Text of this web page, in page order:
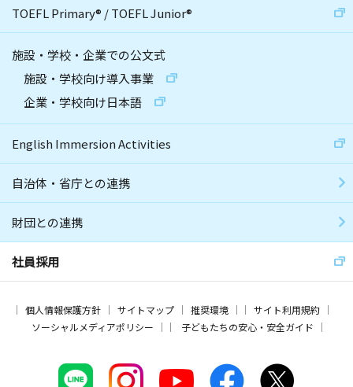
TOEFL Primary® /TOEFL Junior®
施設・学校・企業での公文式
施設・学校向け導入事業
企業・学校向け日本語
English Immersion Activities
自治体・省庁との連携
財団との連携
社員採用
個人情報保護方針 サイトマップ 推奨環境
サイト利用規約
ソーシャルメディアポリシー
子どもたちの安心・安全ガイド